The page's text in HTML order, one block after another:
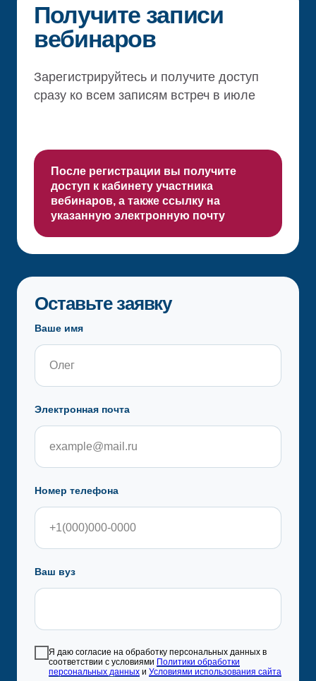
Получите записи
вебинаров
Зарегистрируйтесь и получите доступ
сразу ко всем записям встреч в июле
После регистрации вы получите
доступ к кабинету участника
вебинаров, а также ссылку на
указанную электронную почту
Оставьте заявку
Ваше имя
Электронная почта
Номер телефона
Ваш вуз
Я даю согласие на обработку персональных данных в
соответствии с условиями Политики обработки
персональных данных и Условиями использования сайта